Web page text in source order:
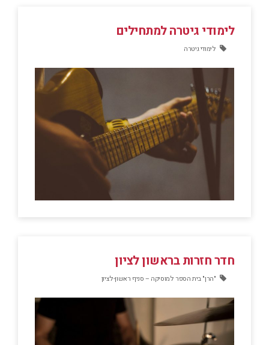
לימודי גיטרה למתחילים
לימודי גיטרה
חדר חזרות בראשון לציון
"הרן" בית הספר למוסיקה – סניף ראשון-לציון